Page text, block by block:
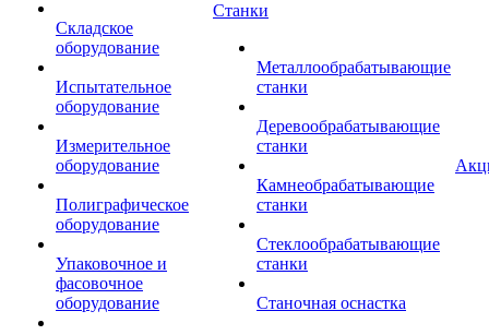
Складское
оборудование
Испытательное
оборудование
Измерительное
оборудование
Полиграфическое
оборудование
Упаковочное и
фасовочное
оборудование
Станки
Металлообрабатывающие
станки
Деревообрабатывающие
станки
Камнеобрабатывающие
станки
Стеклообрабатывающие
станки
Станочная оснастка